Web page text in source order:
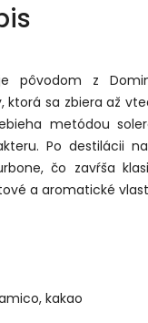
pôvodom z
ktorá sa zbiera až
metódou
Po destilácii
čo zavŕša
a aromatické
kakao